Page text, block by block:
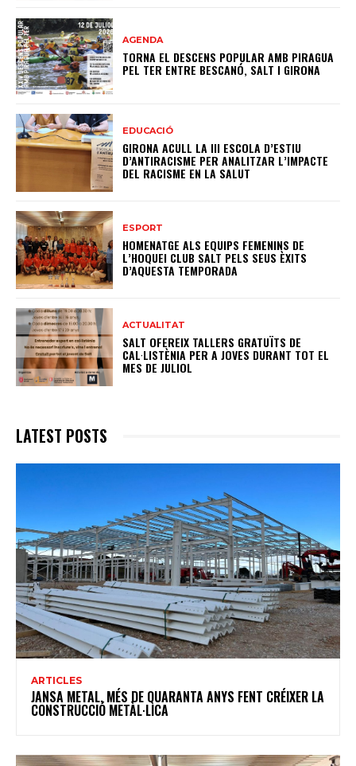
AGENDA
TORNA EL DESCENS POPULAR AMB PIRAGUA
PEL TER ENTRE BESCANÓ, SALT I GIRONA
EDUCACIÓ
GIRONA ACULL LA III ESCOLA D’ESTIU
D’ANTIRACISME PER ANALITZAR L’IMPACTE
DEL RACISME EN LA SALUT
ESPORT
HOMENATGE ALS EQUIPS FEMENINS DE
L’HOQUEI CLUB SALT PELS SEUS ÈXITS
D’AQUESTA TEMPORADA
ACTUALITAT
SALT OFEREIX TALLERS GRATUÏTS DE
CAL·LISTÈNIA PER A JOVES DURANT TOT EL
MES DE JULIOL
LATEST POSTS
ARTICLES
JANSA METAL, MÉS DE QUARANTA ANYS FENT CRÉIXER LA
CONSTRUCCIÓ METÀL·LICA